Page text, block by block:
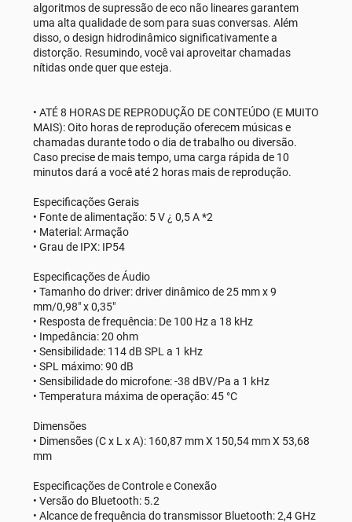
algoritmos de supressão de eco não lineares garantem
uma alta qualidade de som para suas conversas. Além
disso, o design hidrodinâmico significativamente a
distorção. Resumindo, você vai aproveitar chamadas
nítidas onde quer que esteja.
• ATÉ 8 HORAS DE REPRODUÇÃO DE CONTEÚDO (E MUITO
MAIS): Oito horas de reprodução oferecem músicas e
chamadas durante todo o dia de trabalho ou diversão.
Caso precise de mais tempo, uma carga rápida de 10
minutos dará a você até 2 horas mais de reprodução.
Especificações Gerais
• Fonte de alimentação: 5 V ¿ 0,5 A *2
• Material: Armação
• Grau de IPX: IP54
Especificações de Áudio
• Tamanho do driver: driver dinâmico de 25 mm x 9
mm/0,98" x 0,35"
• Resposta de frequência: De 100 Hz a 18 kHz
• Impedância: 20 ohm
• Sensibilidade: 114 dB SPL a 1 kHz
• SPL máximo: 90 dB
• Sensibilidade do microfone: -38 dBV/Pa a 1 kHz
• Temperatura máxima de operação: 45 °C
Dimensões
• Dimensões (C x L x A): 160,87 mm X 150,54 mm X 53,68
mm
Especificações de Controle e Conexão
• Versão do Bluetooth: 5.2
• Alcance de frequência do transmissor Bluetooth: 2,4 GHz